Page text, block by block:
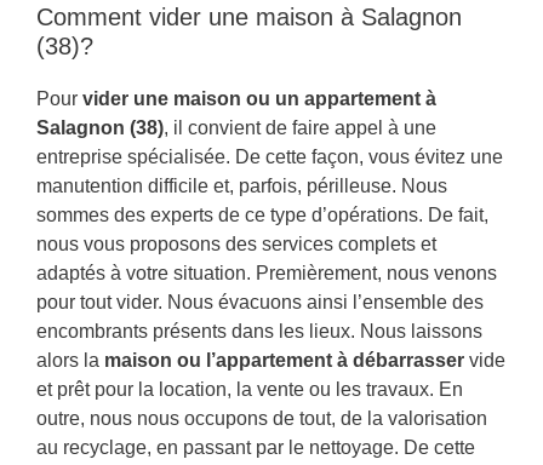
Comment vider une maison à Salagnon
(38)?
Pour vider une maison ou un appartement à
Salagnon (38), il convient de faire appel à une
entreprise spécialisée. De cette façon, vous évitez une
manutention difficile et, parfois, périlleuse. Nous
sommes des experts de ce type d’opérations. De fait,
nous vous proposons des services complets et
adaptés à votre situation. Premièrement, nous venons
pour tout vider. Nous évacuons ainsi l’ensemble des
encombrants présents dans les lieux. Nous laissons
alors la maison ou l’appartement à débarrasser vide
et prêt pour la location, la vente ou les travaux. En
outre, nous nous occupons de tout, de la valorisation
au recyclage, en passant par le nettoyage. De cette